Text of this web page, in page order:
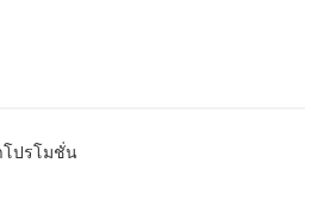
โปรโมชั่น